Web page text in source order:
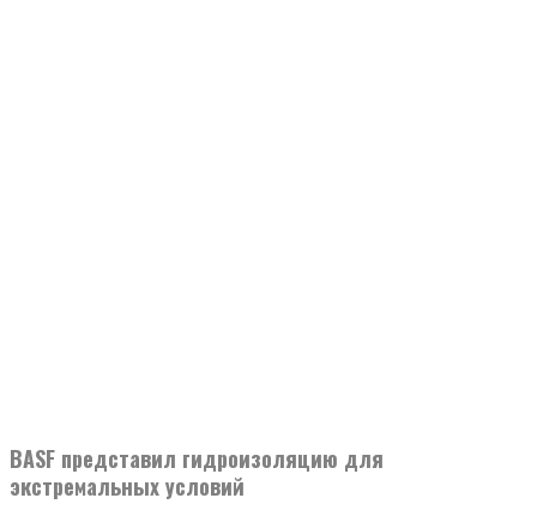
BASF представил гидроизоляцию для
экстремальных условий